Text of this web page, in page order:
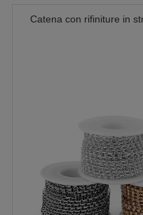
Catena con rifiniture in